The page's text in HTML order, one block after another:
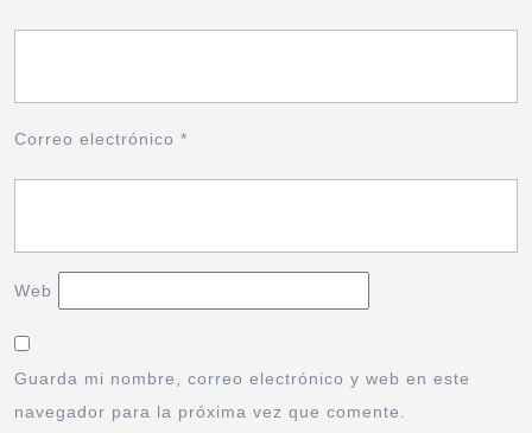
Correo electrónico *
Web
Guarda mi nombre, correo electrónico y web en este
navegador para la próxima vez que comente.